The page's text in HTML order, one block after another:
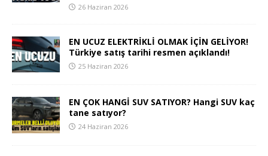
26 Haziran 2026
EN UCUZ ELEKTRİKLİ OLMAK İÇİN GELİYOR!
Türkiye satış tarihi resmen açıklandı!
25 Haziran 2026
EN ÇOK HANGİ SUV SATIYOR? Hangi SUV kaç
tane satıyor?
24 Haziran 2026